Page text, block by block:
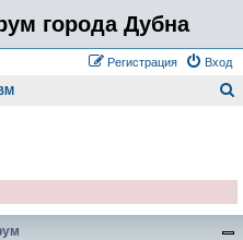
города Дубна
Вход
Регистрация